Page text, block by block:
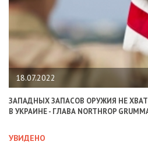
18.07.2022
ЗАПАДНЫХ ЗАПАСОВ ОРУЖИЯ НЕ
В УКРАИНЕ - ГЛАВА NORTHROP
УВИДЕНО